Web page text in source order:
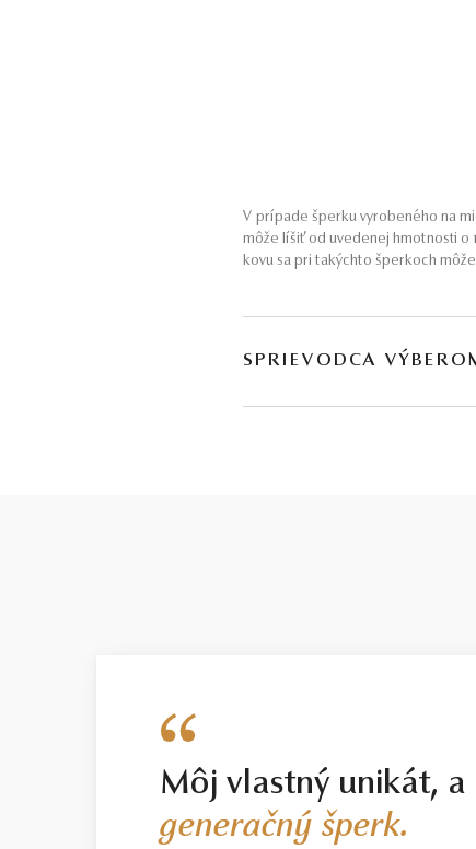
V prípade šperku vyrobeného na
môže líšiť od uvedenej hmotnosti o
kovu sa pri takýchto šperkoch
SPRIEVODCA
parametre sú rovnaké ako pri
výraznými viditeľnými
Na rozdiel od stupňa Basic
vyšší stupeň SELECT, no s veľmi
však tieto diamanty predstavujú
Select / náš tip
Môj vlastný unikát, a
generačný šperk.